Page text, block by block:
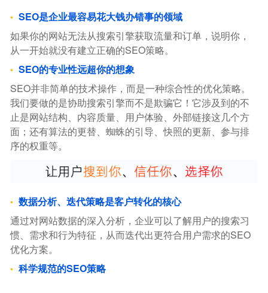
SEO是企业最容易花大钱办错事的领域
如果你的网站无法从搜索引擎获取流量和订单，说明你，
从一开始就没有建立正确的SEO策略。
SEO的专业性远超你的想象
SEO并非简单的技术操作，而是一种综合性的优化策略。
我们要做的是协助搜索引擎而不是欺骗它！它涉及到的不
止是网站结构、内容质量、用户体验、外部链接这几个方
面；还有算法的更替、蜘蛛的引导、快照的更新、参与排
序的权重等。
数据分析、迭代策略是客户转化的核心
通过对网站数据的深入分析，企业可以了解用户的搜索习
惯、需求和行为特征，从而迭代出更符合用户需求的SEO
优化方案。
科学规范的SEO策略